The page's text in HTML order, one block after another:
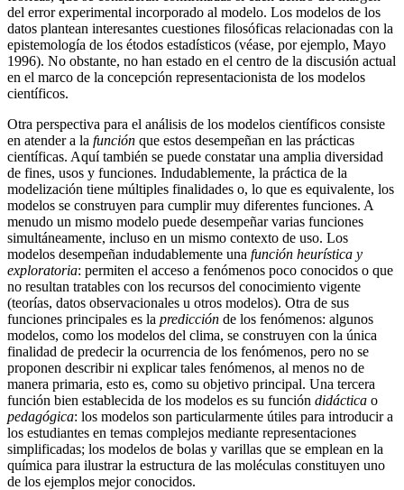
del error experimental incorporado al modelo. Los modelos de los
datos plantean interesantes cuestiones filosóficas relacionadas con la
epistemología de los étodos estadísticos (véase, por ejemplo, Mayo
1996). No obstante, no han estado en el centro de la discusión actual
en el marco de la concepción representacionista de los modelos
científicos.
Otra perspectiva para el análisis de los modelos científicos consiste
en atender a la función que estos desempeñan en las prácticas
científicas. Aquí también se puede constatar una amplia diversidad
de fines, usos y funciones. Indudablemente, la práctica de la
modelización tiene múltiples finalidades o, lo que es equivalente, los
modelos se construyen para cumplir muy diferentes funciones. A
menudo un mismo modelo puede desempeñar varias funciones
simultáneamente, incluso en un mismo contexto de uso. Los
modelos desempeñan indudablemente una función heurística y
exploratoria: permiten el acceso a fenómenos poco conocidos o que
no resultan tratables con los recursos del conocimiento vigente
(teorías, datos observacionales u otros modelos). Otra de sus
funciones principales es la predicción de los fenómenos: algunos
modelos, como los modelos del clima, se construyen con la única
finalidad de predecir la ocurrencia de los fenómenos, pero no se
proponen describir ni explicar tales fenómenos, al menos no de
manera primaria, esto es, como su objetivo principal. Una tercera
función bien establecida de los modelos es su función didáctica o
pedagógica: los modelos son particularmente útiles para introducir a
los estudiantes en temas complejos mediante representaciones
simplificadas; los modelos de bolas y varillas que se emplean en la
química para ilustrar la estructura de las moléculas constituyen uno
de los ejemplos mejor conocidos.